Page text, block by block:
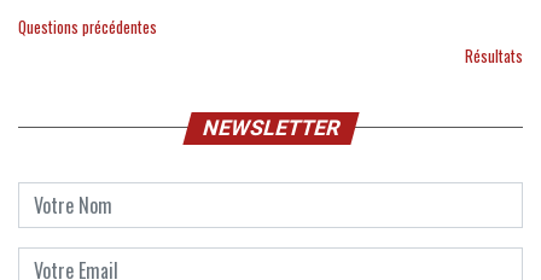
Questions précédentes
Résultats
NEWSLETTER